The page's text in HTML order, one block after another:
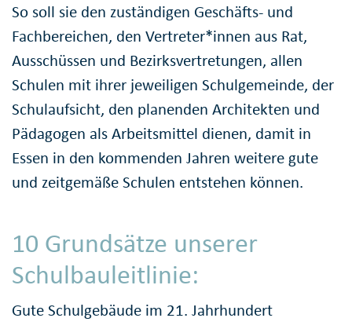
So soll sie den zuständigen Geschäfts- und
Fachbereichen, den Vertreter*innen aus Rat,
Ausschüssen und Bezirksvertretungen, allen
Schulen mit ihrer jeweiligen Schulgemeinde, der
Schulaufsicht, den planenden Architekten und
Pädagogen als Arbeitsmittel dienen, damit in
Essen in den kommenden Jahren weitere gute
und zeitgemäße Schulen entstehen können.
10 Grundsätze unserer
Schulbauleitlinie:
Gute Schulgebäude im 21. Jahrhundert